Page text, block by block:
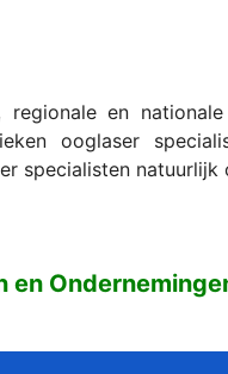
en
ooglaser
specialisten natuurlijk
en